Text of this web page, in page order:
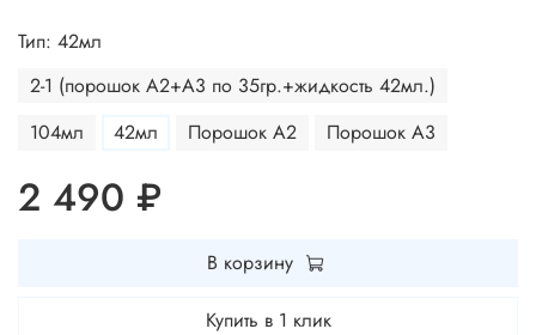
Тип: 42мл
2-1 (порошок A2+A3 по 35гр.+жидкость 42мл.)
104мл
42мл Порошок А2 Порошок А3
2 490 ₽
В корзину
Купить в 1 клик